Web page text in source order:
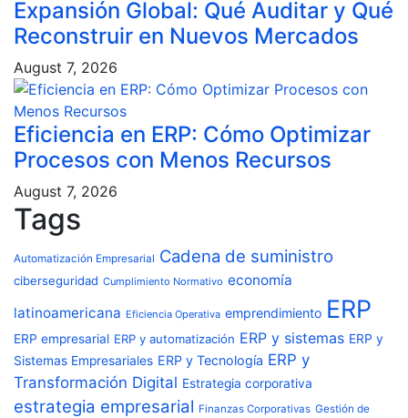
Expansión Global: Qué Auditar y Qué
Reconstruir en Nuevos Mercados
August 7, 2026
Eficiencia en ERP: Cómo Optimizar
Procesos con Menos Recursos
August 7, 2026
Tags
Automatización Empresarial Cadena de suministro
ciberseguridad Cumplimiento Normativo economía
latinoamericana Eficiencia Operativa emprendimiento ERP
ERP empresarial ERP y automatización ERP y sistemas ERP y
Sistemas Empresariales ERP y Tecnología ERP y
Transformación Digital Estrategia corporativa
estrategia empresarial Finanzas Corporativas Gestión de